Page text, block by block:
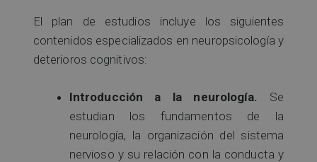
El plan de estudios incluye los siguientes
contenidos especializados en neuropsicología y
deterioros cognitivos:
Introducción a la neurología.
Se
estudian los fundamentos de la
neurología, la organización del sistema
nervioso y su relación con la conducta y